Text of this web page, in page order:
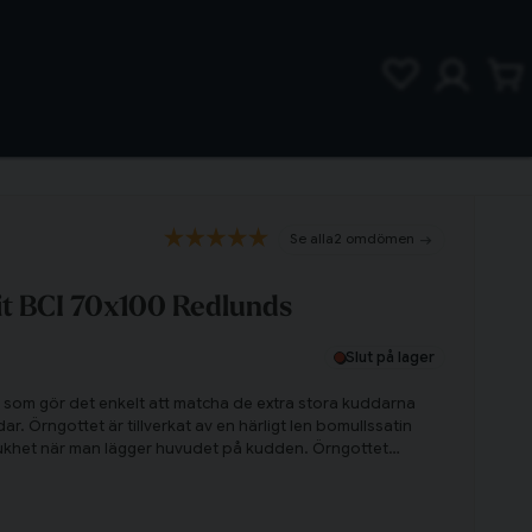
2 omdömen
BCI 70x100 Redlunds
Slut på lager
gör det enkelt att matcha de extra stora kuddarna
Örngottet är tillverkat av en härligt len bomullssatin
när man lägger huvudet på kudden. Örngottet
ser fin och fräsch ut!